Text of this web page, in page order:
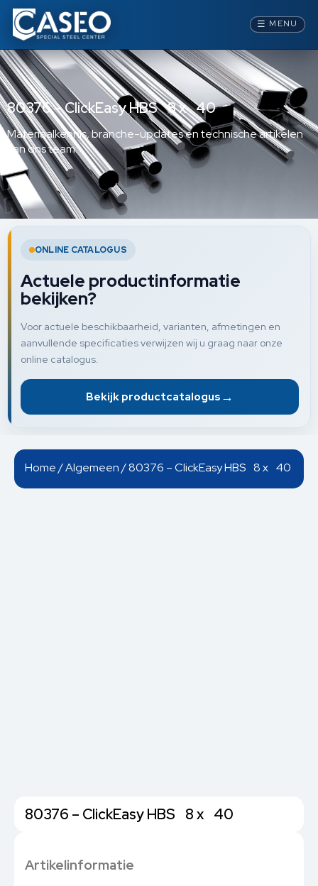
☰ MENU
80376 – ClickEasy HBS 8 x 40
Materiaalkennis, branche-updates en technische artikelen
van ons team.
ONLINE CATALOGUS
Actuele productinformatie
bekijken?
Voor actuele beschikbaarheid, varianten, afmetingen en
aanvullende specificaties verwijzen wij u graag naar onze
online catalogus.
Bekijk productcatalogus →
Home/Algemeen/ 80376 – ClickEasy HBS 8 x 40
80376 – ClickEasy HBS 8 x 40
Artikelinformatie